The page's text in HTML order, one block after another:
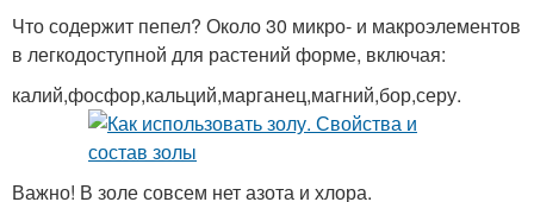
Что содержит пепел? Около 30 микро- и макроэлементов
в легкодоступной для растений форме, включая:
калий,фосфор,кальций,марганец,магний,бор,серу.
Важно! В золе совсем нет азота и хлора.